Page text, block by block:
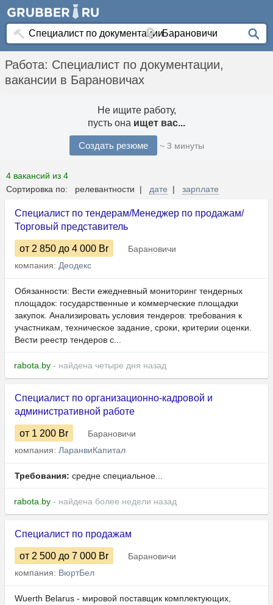
Работа: Специалист по документации,
вакансии в Барановичах
Не ищите работу,
пусть она ищет вас...
Создать резюме ~ 3 минуты
4 вакансий из 4
Сортировка по: релевантности | дате | зарплате
Специалист по тендерам/Менеджер по продажам/
Торговый представитель
от 2 850 до 4 000 Br
Барановичи
компания: Деодекс
Обязанности: Вести ежедневный мониторинг тендерных
площадок: государственные и коммерческие площадки
закупок. Анализировать условия тендеров: требования к
участникам, техническое задание, сроки, критерии оценки.
Вести реестр тендеров с...
rabota.by - найдена четыре дня назад
Специалист по организационно-кадровой и
административной работе
от 1 200 Br
Барановичи
компания: ЛаранвиКапитал
Требования: средне специальное...
rabota.by - найдена более недели назад
Специалист по продажам
от 2 500 до 7 000 Br
Барановичи
компания: ВюртБел
Wuerth Belarus - мировой поставщик комплектующих,